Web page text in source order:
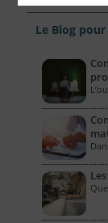
Le Blog